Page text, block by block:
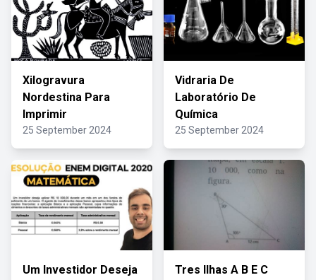
Xilogravura
Nordestina Para
Imprimir
25 September 2024
Vidraria De
Laboratório De
Química
25 September 2024
Um Investidor Deseja Tres Ilhas A B E C